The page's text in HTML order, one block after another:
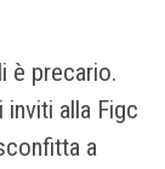
è precario.
alla Figc
a